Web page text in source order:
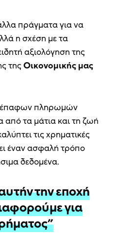
πράγματα για να
η σχέση με τα
αξιολόγηση της
τηςΟικονομικής μας
πληρωμών
τα μάτια και τη ζωή
τις χρηματικές
έναν ασφαλή τρόπο
δεδομένα.
την εποχή
για